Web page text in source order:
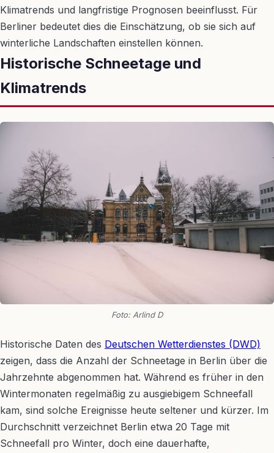
Klimatrends und langfristige Prognosen beeinflusst. Für
Berliner bedeutet dies die Einschätzung, ob sie sich auf
winterliche Landschaften einstellen können.
Historische Schneetage und
Klimatrends
Foto: Arlind D
Historische Daten des Deutschen Wetterdienstes (DWD)
zeigen, dass die Anzahl der Schneetage in Berlin über die
Jahrzehnte abgenommen hat. Während es früher in den
Wintermonaten regelmäßig zu ausgiebigem Schneefall
kam, sind solche Ereignisse heute seltener und kürzer. Im
Durchschnitt verzeichnet Berlin etwa 20 Tage mit
Schneefall pro Winter, doch eine dauerhafte,